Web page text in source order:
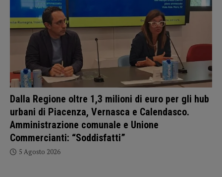
Dalla Regione oltre 1,3 milioni di euro per gli hub
urbani di Piacenza, Vernasca e Calendasco.
Amministrazione comunale e Unione
Commercianti: “Soddisfatti”
5 Agosto 2026